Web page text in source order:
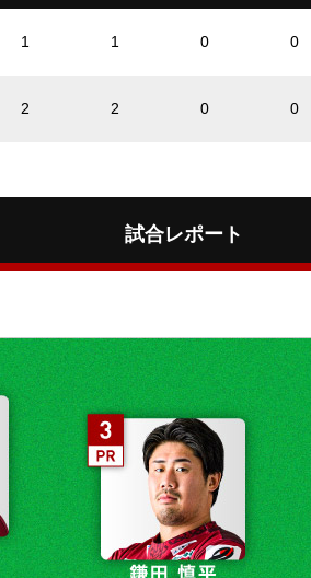
1 1 0 0
2 2 0 0
試合レポート